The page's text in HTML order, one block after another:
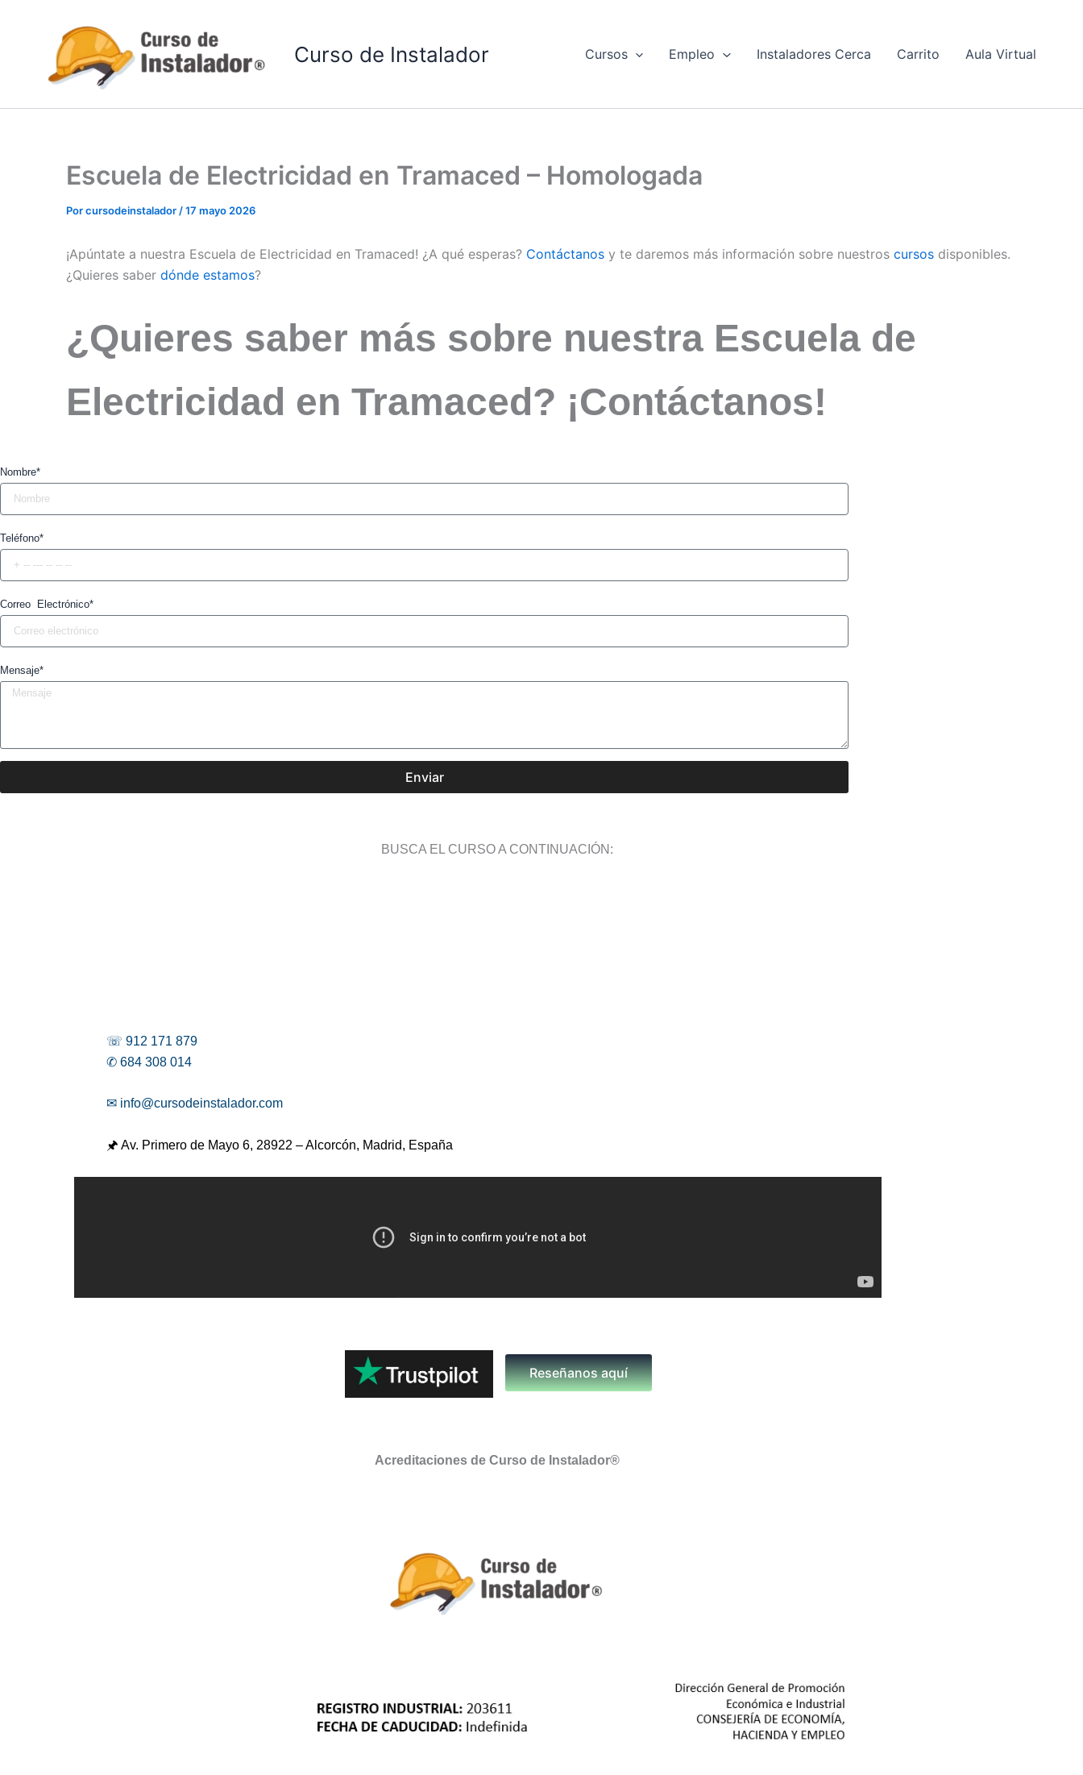
contenido
Curso de Instalador Cursos Empleo Instaladores Cerca Carrito Aula Virtual
Escuela de Electricidad en Tramaced – Homologada
Porcursodeinstalador/17 mayo 2026
¡Apúntate a nuestra Escuela de Electricidad en Tramaced! ¿A qué esperas? Contáctanos y te daremos más información sobre nuestros cursos disponibles.
¿Quieres saber dónde estamos?
¿Quieres saber más sobre nuestra Escuela de
Electricidad en Tramaced? ¡Contáctanos!
Nombre*
Teléfono*
Correo Electrónico*
Mensaje*
Enviar
BUSCA EL CURSO A CONTINUACIÓN:
☏ 912 171 879
✆ 684 308 014
✉ info@cursodeinstalador.com
🖈 Av. Primero de Mayo 6, 28922 – Alcorcón, Madrid, España
Reseñanos aquí
Acreditaciones de Curso de Instalador®